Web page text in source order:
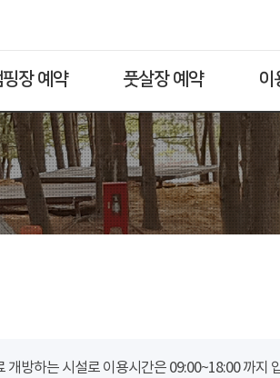
장 예약 풋살장 예약 이
방하는 시설로 이용시간은 09:00~18:00 까지